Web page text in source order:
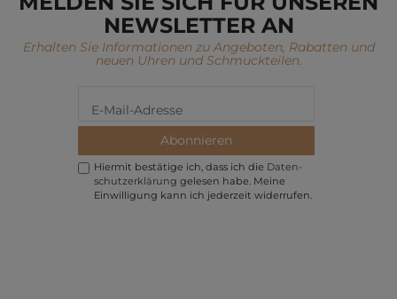
NEWSLETTER AN
Erhalten Sie Informationen zu Angeboten, Rabatten und
neuen Uhren und Schmuckteilen.
Abonnieren
Hiermit bestätige ich, dass ich die Daten­
schutz­erklärung gelesen habe. Meine
Einwilligung kann ich jederzeit widerrufen.